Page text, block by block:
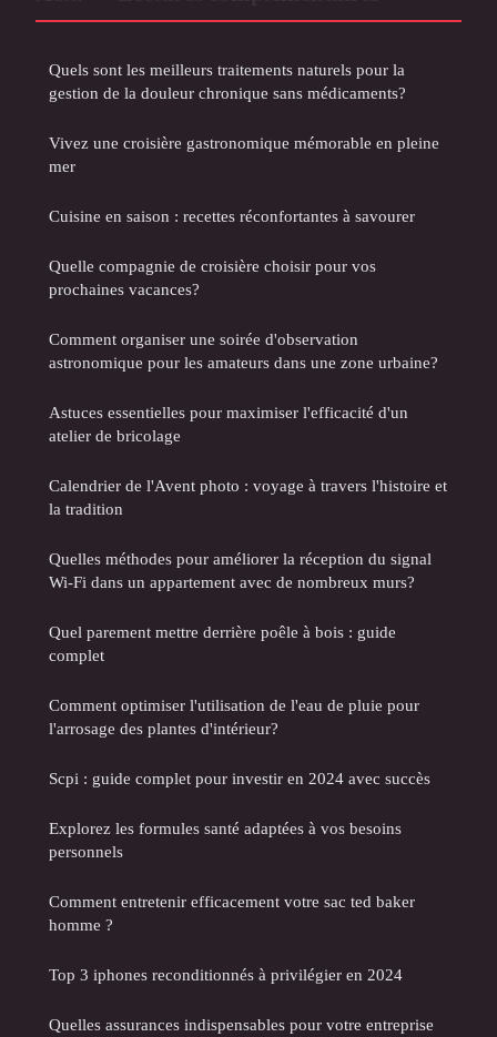
Quels sont les meilleurs traitements naturels pour la
gestion de la douleur chronique sans médicaments?
Vivez une croisière gastronomique mémorable en pleine
mer
Cuisine en saison : recettes réconfortantes à savourer
Quelle compagnie de croisière choisir pour vos
prochaines vacances?
Comment organiser une soirée d'observation
astronomique pour les amateurs dans une zone urbaine?
Astuces essentielles pour maximiser l'efficacité d'un
atelier de bricolage
Calendrier de l'Avent photo : voyage à travers l'histoire et
la tradition
Quelles méthodes pour améliorer la réception du signal
Wi-Fi dans un appartement avec de nombreux murs?
Quel parement mettre derrière poêle à bois : guide
complet
Comment optimiser l'utilisation de l'eau de pluie pour
l'arrosage des plantes d'intérieur?
Scpi : guide complet pour investir en 2024 avec succès
Explorez les formules santé adaptées à vos besoins
personnels
Comment entretenir efficacement votre sac ted baker
homme ?
Top 3 iphones reconditionnés à privilégier en 2024
Quelles assurances indispensables pour votre entreprise